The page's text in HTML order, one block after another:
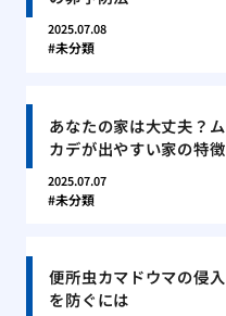
2025.07.08
未分類
あなたの家は大丈夫？ム
カデが出やすい家の特徴
2025.07.07
未分類
便所虫カマドウマの侵入
を防ぐには